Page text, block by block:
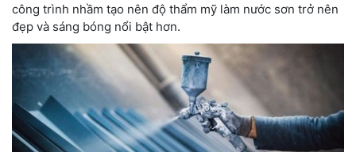
công trình nhầm tạo nên độ thẩm mỹ làm nước sơn trở nên
đẹp và sáng bóng nổi bật hơn.